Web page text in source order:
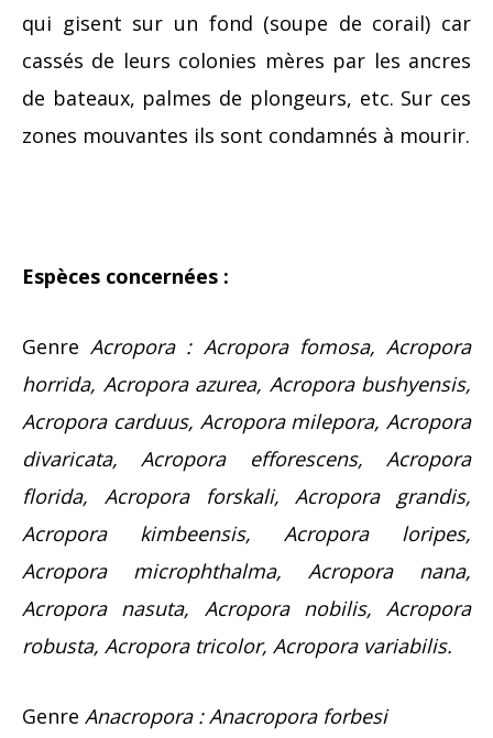
qui gisent sur un fond (soupe de corail) car
cassés de leurs colonies mères par les ancres
de bateaux, palmes de plongeurs, etc. Sur ces
zones mouvantes ils sont condamnés à mourir.
Espèces concernées :
Genre Acropora : Acropora fomosa, Acropora
horrida, Acropora azurea, Acropora bushyensis,
Acropora carduus, Acropora milepora, Acropora
divaricata, Acropora efforescens, Acropora
florida, Acropora forskali, Acropora grandis,
Acropora kimbeensis, Acropora loripes,
Acropora microphthalma, Acropora nana,
Acropora nasuta, Acropora nobilis, Acropora
robusta, Acropora tricolor, Acropora variabilis.
Genre Anacropora :Anacropora forbesi